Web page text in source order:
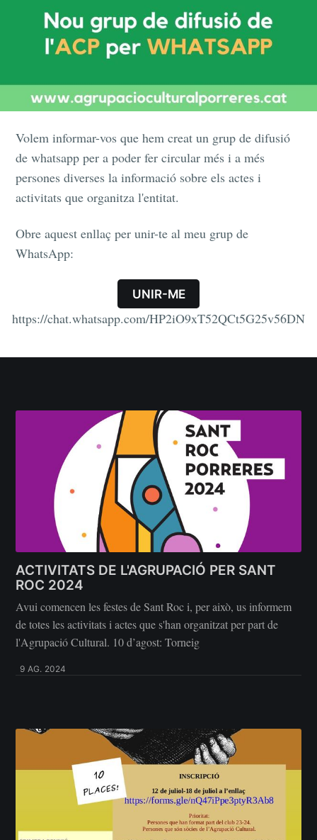
Volem informar-vos que hem creat un grup de difusió
de whatsapp per a poder fer circular més i a més
persones diverses la informació sobre els actes i
activitats que organitza l'entitat.
Obre aquest enllaç per unir-te al meu grup de
WhatsApp:
UNIR-ME
https://chat.whatsapp.com/HP2iO9xT52QCt5G25v56DN
ACTIVITATS DE L'AGRUPACIÓ PER SANT
ROC 2024
Avui comencen les festes de Sant Roc i, per això, us informem
de totes les activitats i actes que s'han organitzat per part de
l'Agrupació Cultural. 10 d’agost: Torneig
9 AG. 2024